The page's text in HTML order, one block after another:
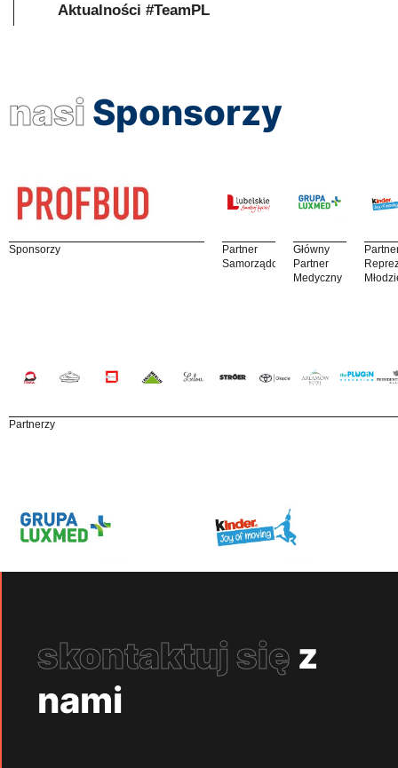
Aktualności #TeamPL
nasi Sponsorzy
Sponsorzy
Partner
Samorządowy
Główny
Partner
Medyczny
Partnerzy
skontaktuj się z
nami